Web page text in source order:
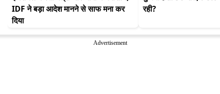
IDF ने बड़ा आदेश मानने से साफ मना कर
दिया
रही?
Advertisement